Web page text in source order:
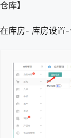
仓库】
在库房- 库房设置-